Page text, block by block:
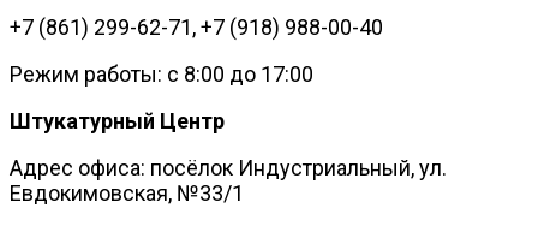
+7 (861) 299-62-71, +7 (918) 988-00-40
Режим работы: с 8:00 до 17:00
Штукатурный Центр
Адрес офиса: посёлок Индустриальный, ул.
Евдокимовская, №33/1